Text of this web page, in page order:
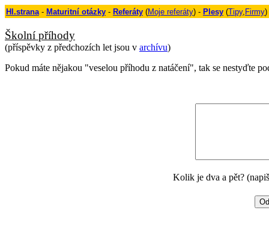
Hl.strana- Maturitní otázky - Referáty (Moje referáty) - Plesy (Tipy, Firmy
Školní příhody
(příspěvky z předchozích let jsou v archívu)
Pokud máte nějakou "veselou příhodu z natáčení", tak se nestyďte
Kolik je dva a pět?